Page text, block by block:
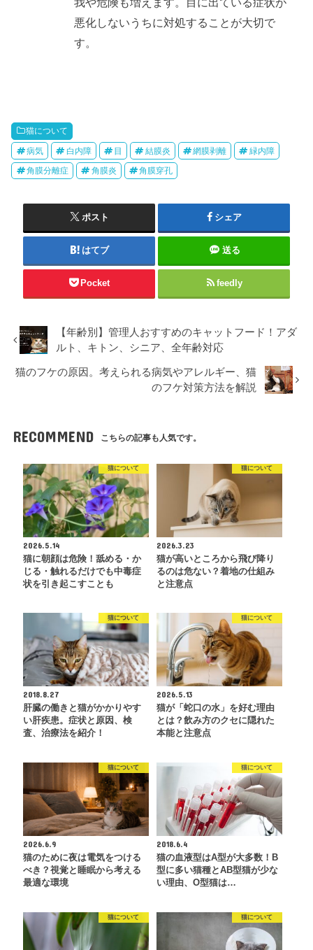
悪化しないうちに対処することが大切で
す。
猫について
病気 白内障 目 結膜炎 網膜剥離 緑内障
角膜分離症 角膜炎 角膜穿孔
ポスト シェア
はてブ 送る
Pocket feedly
【年齢別】管理人おすすめのキャットフード！アダ
ルト、キトン、シニア、全年齢対応
猫のフケの原因。考えられる病気やアレルギー、猫
のフケ対策方法を解説
RECOMMEND こちらの記事も人気です。
猫について
2026.5.14
猫に朝顔は危険！舐める・か
じる・触れるだけでも中毒症
状を引き起こすことも
猫について
2026.3.23
猫が高いところから飛び降り
るのは危ない？着地の仕組み
と注意点
猫について
2018.8.27
肝臓の働きと猫がかかりやす
い肝疾患。症状と原因、検
査、治療法を紹介！
猫について
2026.5.13
猫が「蛇口の水」を好む理由
とは？飲み方のクセに隠れた
本能と注意点
猫について
2026.6.9
猫のために夜は電気をつける
べき？視覚と睡眠から考える
最適な環境
猫について
2018.6.4
猫の血液型はA型が大多数！B
型に多い猫種とAB型猫が少な
い理由、O型猫は…
猫について 猫について